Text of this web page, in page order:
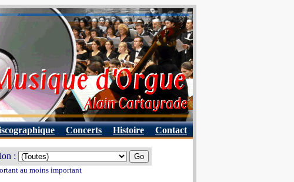
Concerts Histoire Contact
:
au moins important